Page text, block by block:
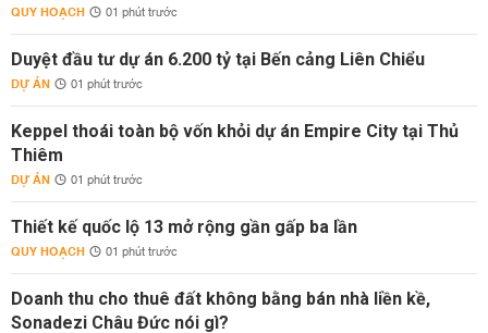
QUY HOẠCH 01 phút trước
Duyệt đầu tư dự án 6.200 tỷ tại Bến cảng Liên Chiểu
DỰ ÁN 01 phút trước
Keppel thoái toàn bộ vốn khỏi dự án Empire City tại Thủ
Thiêm
DỰ ÁN 01 phút trước
Thiết kế quốc lộ 13 mở rộng gần gấp ba lần
QUY HOẠCH 01 phút trước
Doanh thu cho thuê đất không bằng bán nhà liền kề,
Sonadezi Châu Đức nói gì?